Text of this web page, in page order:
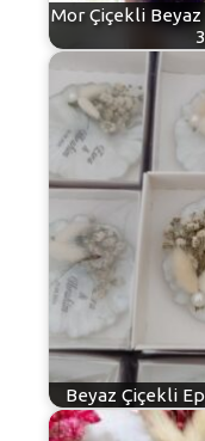
Mor Çiçekli
Beyaz Çiçekli